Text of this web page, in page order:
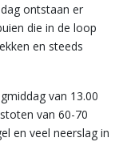
ontstaan er
die in de loop
en steeds
van 13.00
van 60-70
en veel neerslag in